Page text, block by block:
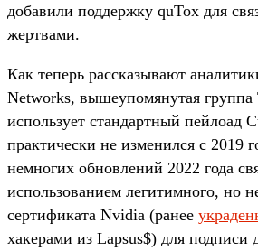
добавили поддержку quTox для
жертвами.
Как теперь рассказывают
Networks, вышеупомянутая группа
использует стандартный пейлоад
практически не изменился с 2019
немногих обновлений 2022 года
использованием легитимного, но
сертификата Nvidia (ранее
хакерами из Lapsus$) для подписи